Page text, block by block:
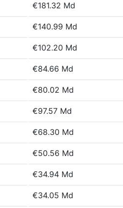
€181.32 Md
€140.99 Md
€102.20 Md
€84.66 Md
€80.02 Md
€97.57 Md
€68.30 Md
€50.56 Md
€34.94 Md
€34.05 Md